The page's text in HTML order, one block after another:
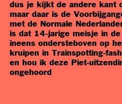
dus je kijkt de andere kant
maar daar is de
met de Normale
is dat 14-jarige meisje in
ineens ondersteboven op
kruipen in Trainspotting-
en hou ik deze Piet-
ongehoord